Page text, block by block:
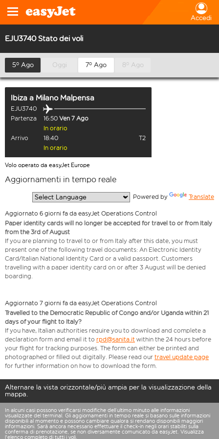
Accedi
EJU3740 Stato dei voli
5º Ago Oggi 7º Ago 8º Ago
Ibiza a Milano Malpensa
EJU3740
Partenza
16:50 Ven 7 Ago
In orario
Arrivo
18:40
T2
In orario
Volo operato da easyJet Europe
Aggiornamenti in tempo reale
Powered by Translate
Aggiornato 6 giorni fa da easyJet Operations Control
Paper identity cards will no longer be accepted for travel to or from Italy
from the 3rd of August
If you are planning to travel to or from Italy after this date, you must
present one of the following travel documents: An Electronic Identity
Card/Italian National Identity Card or a valid passport. Customers
travelling with a paper identity card on or after 3 August will be denied
boarding.
Aggiornato 7 giorni fa da easyJet Operations Control
Travelled to the Democratic Republic of Congo and/or Uganda within 21
days of your flight to Italy?
If you have, Italian authorities require you to download and complete a
declaration form and email it to rpd@sanita.it within the 24 hours before
your flight for tracking purposes. The form can either be printed and
photographed or filled out digitally. Please read our travel update page
for further information on how to download the form.
Alternare la vista orizzontale/più ampia per la visualizzazione della
mappa.
In alcuni casi possono verificarsi modifiche dell’ultimo minuto alle informazioni
visualizzate del terminal. Gli aggiornamenti in tempo reale si basano sulle informazioni
disponibili al momento e possono cambiare qualora si rendano disponibili maggiori
informazioni. Sarà ancora necessario effettuare il check-in negli orari stabiliti sulla
conferma di prenotazione, se non diversamente comunicato da easyJet. Visualizza
l'elenco completo di tutti i voli.